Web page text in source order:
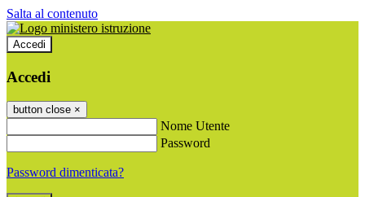
Salta al contenuto
Accedi
Accedi
button close ×
Nome Utente
Password
Password dimenticata?